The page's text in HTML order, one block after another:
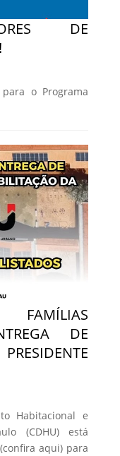
DE
o Programa
DE
Habitacional e
(CDHU) está
aqui) para